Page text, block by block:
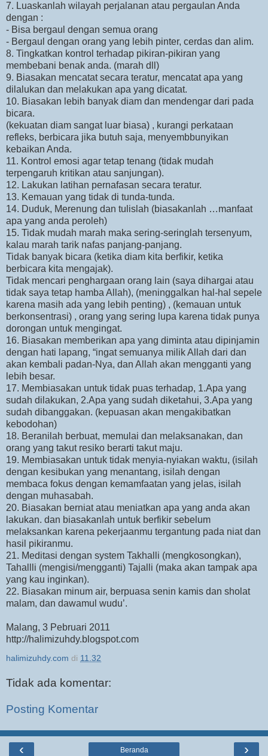
7. Luaskanlah wilayah perjalanan atau pergaulan Anda
dengan :
- Bisa bergaul dengan semua orang
- Bergaul dengan orang yang lebih pinter, cerdas dan alim.
8. Tingkatkan kontrol terhadap pikiran-pikiran yang
membebani benak anda. (marah dll)
9. Biasakan mencatat secara teratur, mencatat apa yang
dilalukan dan melakukan apa yang dicatat.
10. Biasakan lebih banyak diam dan mendengar dari pada
bicara.
(kekuatan diam sangat luar biasa) , kurangi perkataan
refleks, berbicara jika butuh saja, menyembbunyikan
kebaikan Anda.
11. Kontrol emosi agar tetap tenang (tidak mudah
terpengaruh kritikan atau sanjungan).
12. Lakukan latihan pernafasan secara teratur.
13. Kemauan yang tidak di tunda-tunda.
14. Duduk, Merenung dan tulislah (biasakanlah …manfaat
apa yang anda peroleh)
15. Tidak mudah marah maka sering-seringlah tersenyum,
kalau marah tarik nafas panjang-panjang.
Tidak banyak bicara (ketika diam kita berfikir, ketika
berbicara kita mengajak).
Tidak mencari penghargaan orang lain (saya dihargai atau
tidak saya tetap hamba Allah), (meninggalkan hal-hal sepele
karena masih ada yang lebih penting) , (kemauan untuk
berkonsentrasi) , orang yang sering lupa karena tidak punya
dorongan untuk mengingat.
16. Biasakan memberikan apa yang diminta atau dipinjamin
dengan hati lapang, “ingat semuanya milik Allah dari dan
akan kembali padan-Nya, dan Allah akan mengganti yang
lebih besar.
17. Membiasakan untuk tidak puas terhadap, 1.Apa yang
sudah dilakukan, 2.Apa yang sudah diketahui, 3.Apa yang
sudah dibanggakan. (kepuasan akan mengakibatkan
kebodohan)
18. Beranilah berbuat, memulai dan melaksanakan, dan
orang yang takut resiko berarti takut maju.
19. Membiasakan untuk tidak menyia-nyiakan waktu, (isilah
dengan kesibukan yang menantang, isilah dengan
membaca fokus dengan kemamfaatan yang jelas, isilah
dengan muhasabah.
20. Biasakan berniat atau meniatkan apa yang anda akan
lakukan. dan biasakanlah untuk berfikir sebelum
melaksankan karena pekerjaanmu tergantung pada niat dan
hasil pikiranmu.
21. Meditasi dengan system Takhalli (mengkosongkan),
Tahallli (mengisi/mengganti) Tajalli (maka akan tampak apa
yang kau inginkan).
22. Biasakan minum air, berpuasa senin kamis dan sholat
malam, dan dawamul wudu’.
Malang, 3 Pebruari 2011
http://halimizuhdy.blogspot.com
halimizuhdy.com di 11.32
Tidak ada komentar:
Posting Komentar
‹ ›
Beranda